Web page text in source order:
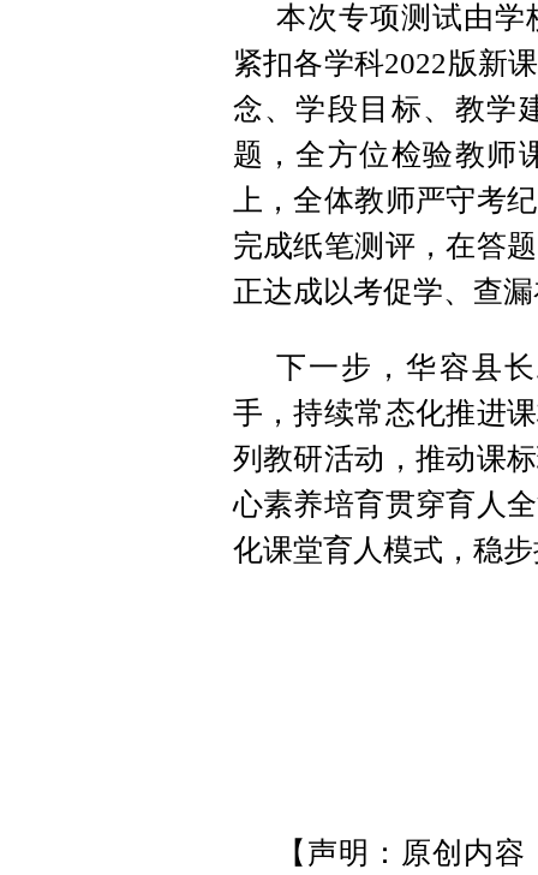
本次专项测试由学
紧扣各学科2022版新
念、学段目标、教学
题，全方位检验教师
上，全体教师严守考
完成纸笔测评，在答
正达成以考促学、查
下一步，华容县
手，持续常态化推进
列教研活动，推动课
心素养培育贯穿育人
化课堂育人模式，稳
【声明：原创内